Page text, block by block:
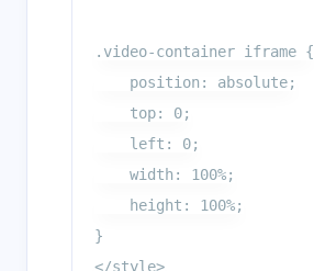
.video-container iframe {
    position: absolute;
    top: 0;
    left: 0;
    width: 100%;
    height: 100%;
}